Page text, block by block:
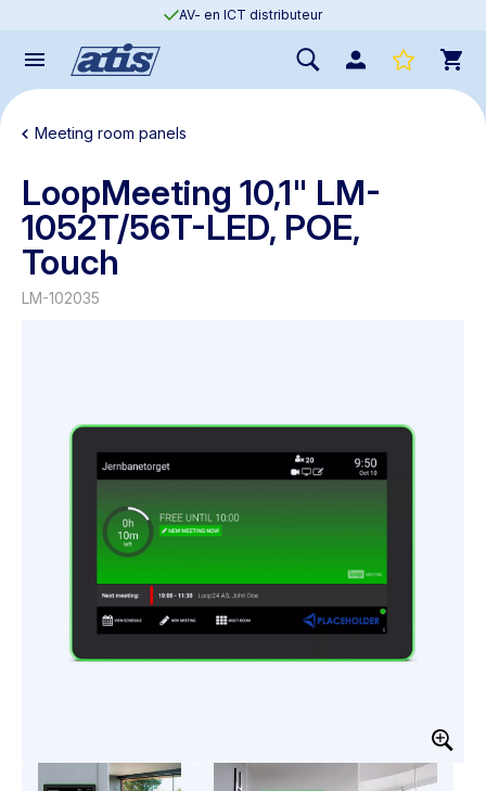
AV- en ICT distributeur
Meeting room panels
LoopMeeting 10,1" LM-
1052T/56T-LED, POE,
Touch
LM-102035